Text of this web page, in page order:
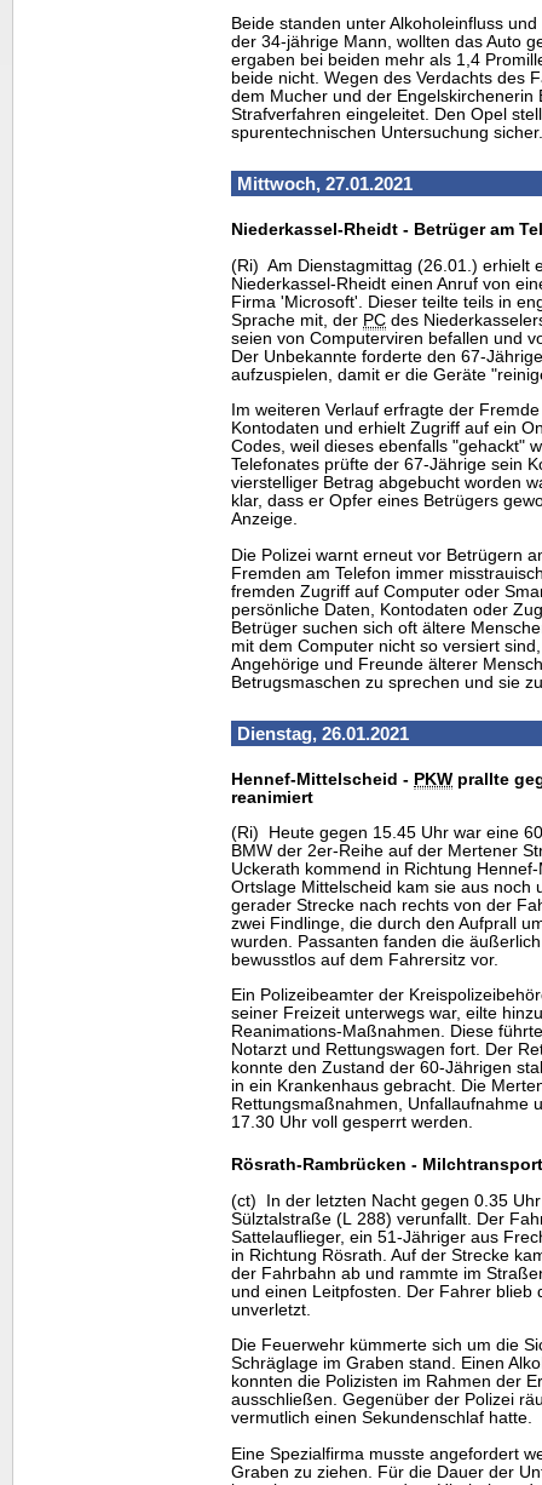
Beide standen unter Alkoholeinfluss
der 34-jährige Mann, wollten das Auto
ergaben bei beiden mehr als 1,4
beide nicht. Wegen des Verdachts des
dem Mucher und der Engelskirchenerin
Strafverfahren eingeleitet. Den Opel
spurentechnischen Untersuchung sicher.
Mittwoch, 27.01.2021
Niederkassel-Rheidt - Betrüger am
(Ri) Am Dienstagmittag (26.01.) erhielt
Niederkassel-Rheidt einen Anruf von
Firma 'Microsoft'. Dieser teilte teils in
Sprache mit, der PC des
seien von Computerviren befallen und
Der Unbekannte forderte den 67-
aufzuspielen, damit er die Geräte
Im weiteren Verlauf erfragte der
Kontodaten und erhielt Zugriff auf ein
Codes, weil dieses ebenfalls "gehackt"
Telefonates prüfte der 67-Jährige sein
vierstelliger Betrag abgebucht worden
klar, dass er Opfer eines Betrügers
Anzeige.
Die Polizei warnt erneut vor Betrügern
Fremden am Telefon immer
fremden Zugriff auf Computer oder
persönliche Daten, Kontodaten oder
Betrüger suchen sich oft ältere
mit dem Computer nicht so versiert
Angehörige und Freunde älterer
Betrugsmaschen zu sprechen und sie
Dienstag, 26.01.2021
Hennef-Mittelscheid - PKW prallte
reanimiert
(Ri) Heute gegen 15.45 Uhr war eine
BMW der 2er-Reihe auf der Mertener
Uckerath kommend in Richtung
Ortslage Mittelscheid kam sie aus noch
gerader Strecke nach rechts von der
zwei Findlinge, die durch den Aufprall
wurden. Passanten fanden die
bewusstlos auf dem Fahrersitz vor.
Ein Polizeibeamter der
seiner Freizeit unterwegs war, eilte
Reanimations-Maßnahmen. Diese
Notarzt und Rettungswagen fort. Der
konnte den Zustand der 60-Jährigen
in ein Krankenhaus gebracht. Die
Rettungsmaßnahmen, Unfallaufnahme
17.30 Uhr voll gesperrt werden.
Rösrath-Rambrücken -
(ct) In der letzten Nacht gegen 0.35
Sülztalstraße (L 288) verunfallt. Der
Sattelauflieger, ein 51-Jähriger aus
in Richtung Rösrath. Auf der Strecke
der Fahrbahn ab und rammte im
und einen Leitpfosten. Der Fahrer blieb
unverletzt.
Die Feuerwehr kümmerte sich um die
Schräglage im Graben stand. Einen
konnten die Polizisten im Rahmen der
ausschließen. Gegenüber der Polizei
vermutlich einen Sekundenschlaf hatte.
Eine Spezialfirma musste angefordert
Graben zu ziehen. Für die Dauer der